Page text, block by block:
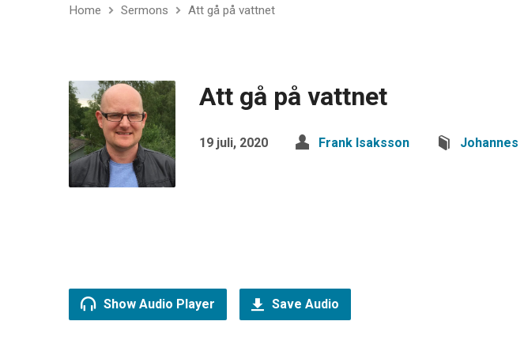
Home Sermons Att gå på vattnet
Att gå på vattnet
19 juli, 2020 Frank Isaksson Johannes
Show Audio Player Save Audio